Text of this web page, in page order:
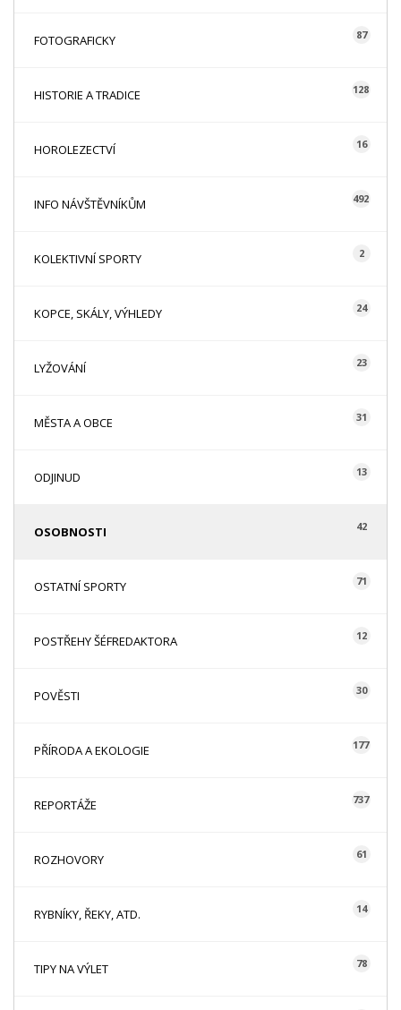
FOTOGRAFICKY 87
HISTORIE A TRADICE 128
HOROLEZECTVÍ 16
INFO NÁVŠTĚVNÍKŮM 492
KOLEKTIVNÍ SPORTY 2
KOPCE, SKÁLY, VÝHLEDY 24
LYŽOVÁNÍ 23
MĚSTA A OBCE 31
ODJINUD 13
OSOBNOSTI 42
OSTATNÍ SPORTY 71
POSTŘEHY ŠÉFREDAKTORA 12
POVĚSTI 30
PŘÍRODA A EKOLOGIE 177
REPORTÁŽE 737
ROZHOVORY 61
RYBNÍKY, ŘEKY, ATD. 14
TIPY NA VÝLET 78